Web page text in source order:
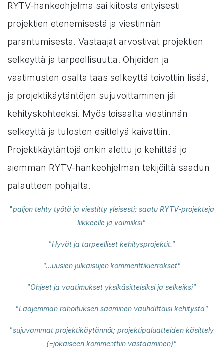
RYTV-hankeohjelma sai kiitosta erityisesti
projektien etenemisestä ja viestinnän
parantumisesta. Vastaajat arvostivat projektien
selkeyttä ja tarpeellisuutta. Ohjeiden ja
vaatimusten osalta taas selkeyttä toivottiin lisää,
ja projektikäytäntöjen sujuvoittaminen jäi
kehityskohteeksi. Myös toisaalta viestinnän
selkeyttä ja tulosten esittelyä kaivattiin.
Projektikäytäntöjä onkin alettu jo kehittää jo
aiemman RYTV-hankeohjelman tekijöiltä saadun
palautteen pohjalta.
"paljon tehty työtä ja viestitty yleisesti; saatu RYTV-projekteja
liikkeelle ja valmiiksi"
"Hyvät ja tarpeelliset kehitysprojektit."
"...uusien julkaisujen kommenttikierrokset"
"Ohjeet ja vaatimukset yksikäsitteisiksi ja selkeiksi"
"Laajemman rahoituksen saaminen vauhdittaisi kehitystä"
"sujuvammat projektikäytännöt; projektipaluatteiden käsittely
(=jokaiseen kommenttiin vastaaminen)"